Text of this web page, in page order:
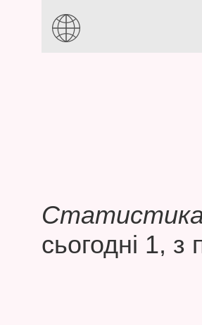
Статистика
сьогодні 1, з